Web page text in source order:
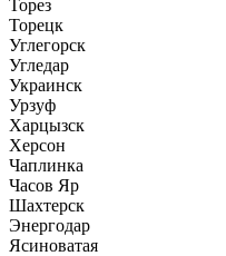
Торез
Торецк
Углегорск
Угледар
Украинск
Урзуф
Харцызск
Херсон
Чаплинка
Часов Яр
Шахтерск
Энергодар
Ясиноватая